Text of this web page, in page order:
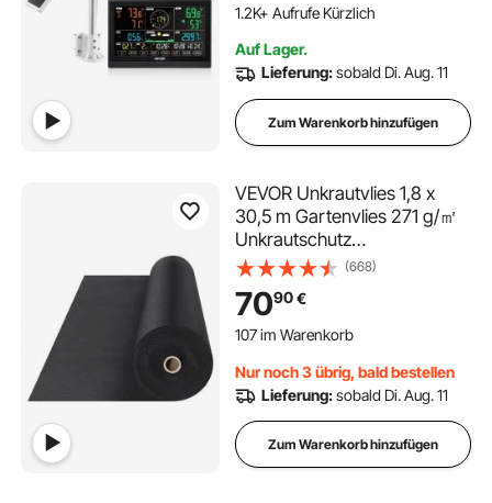
Niederschlag
1.2K+ Aufrufe Kürzlich
Auf Lager.
Lieferung:sobald Di. Aug. 11
Zum Warenkorb hinzufügen
VEVOR Unkrautvlies 1,8 x
30,5 m Gartenvlies 271 g/㎡
Unkrautschutz
Bodengewebe Vlies
Zugfestigkeit 160 N (in
Längsrichtung) 170 N (in der
Breite) Unkrautgewebe
Beetvlies
(668)
7090€
107 im Warenkorb
1.5K+ Aufrufe Kürzlich
1.5K+ Aufrufe Kürzlich
Nur noch 3 übrig, bald bestellen
Lieferung:sobald Di. Aug. 11
Zum Warenkorb hinzufügen